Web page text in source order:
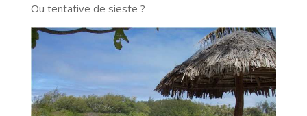
Ou tentative de sieste ?